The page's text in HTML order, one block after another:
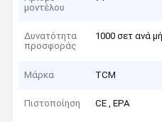
μοντέλου
Δυνατότητα
προσφοράς
1000 σετ ανά
Μάρκα TCM
Πιστοποίηση CE , EPA